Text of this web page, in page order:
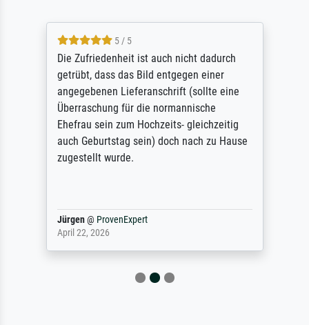
5 / 5
Die Zufriedenheit ist auch nicht dadurch
getrübt, dass das Bild entgegen einer
angegebenen Lieferanschrift (sollte eine
Überraschung für die normannische
Ehefrau sein zum Hochzeits- gleichzeitig
auch Geburtstag sein) doch nach zu Hause
zugestellt wurde.
Jürgen@ ProvenExpert
April 22, 2026